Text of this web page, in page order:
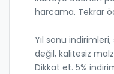
harcama. Tekrar
Yıl sonu
değil, kalitesiz
Dikkat et. 5%